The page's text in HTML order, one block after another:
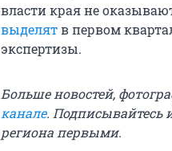
власти края не
выделятв первом
экспертизы.
Больше новостей,
канале. Подписывайтесь
региона первыми.